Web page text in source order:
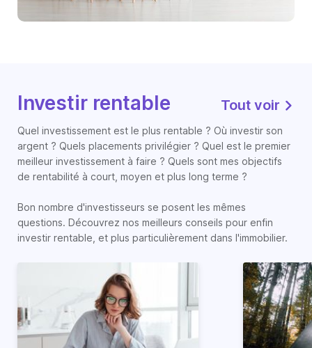
Investir rentable Tout voir
Quel investissement est le plus rentable ? Où investir son
argent ? Quels placements privilégier ? Quel est le premier
meilleur investissement à faire ? Quels sont mes objectifs
de rentabilité à court, moyen et plus long terme ?
Bon nombre d'investisseurs se posent les mêmes
questions. Découvrez nos meilleurs conseils pour enfin
investir rentable, et plus particulièrement dans l'immobilier.